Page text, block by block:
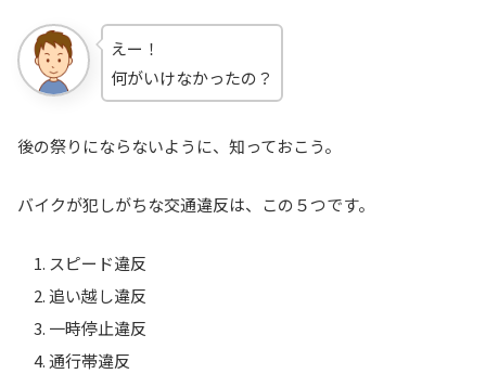
えー！
何がいけなかったの？
後の祭りにならないように、知っておこう。
バイクが犯しがちな交通違反は、この５つです。
スピード違反
追い越し違反
一時停止違反
通行帯違反